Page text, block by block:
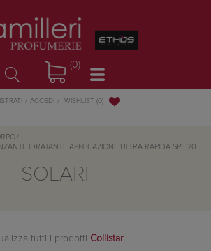
(0)
ACCEDI WISHLIST (0)
/
IDRATANTE APPLICAZIONE ULTRA RAPIDA SPF 20
SOLARI
tutti i prodotti Collistar